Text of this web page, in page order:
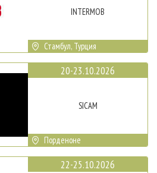
INTERMOB
Стамбул, Турция
20-23.10.2026
SICAM
Порденоне
22-25.10.2026